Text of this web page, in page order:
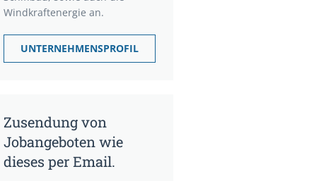
Windkraftenergie an.
UNTERNEHMENSPROFIL
Zusendung von
Jobangeboten wie
dieses per Email.